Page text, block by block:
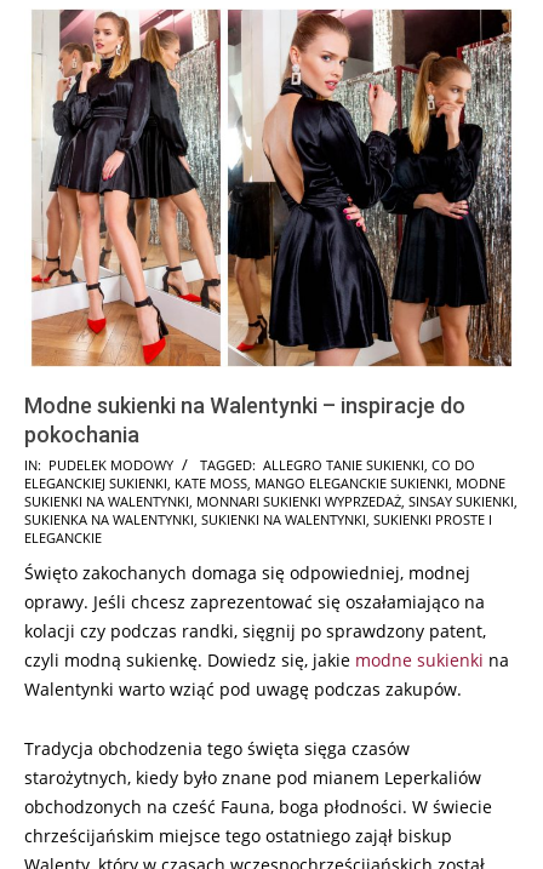
Modne sukienki na Walentynki – inspiracje do
pokochania
2025-
02-
13
IN: PUDELEK MODOWY TAGGED: ALLEGRO TANIE SUKIENKI CO DO
ELEGANCKIEJ SUKIENKI KATE MOSS MANGO ELEGANCKIE SUKIENKI MODNE
SUKIENKI NA WALENTYNKI MONNARI SUKIENKI WYPRZEDAŻ SINSAY SUKIENKI
SUKIENKA NA WALENTYNKI SUKIENKI NA WALENTYNKI SUKIENKI PROSTE I
ELEGANCKIE
Święto zakochanych domaga się odpowiedniej, modnej
oprawy. Jeśli chcesz zaprezentować się oszałamiająco na
kolacji czy podczas randki, sięgnij po sprawdzony patent,
czyli modną sukienkę. Dowiedz się, jakie modne sukienki na
Walentynki warto wziąć pod uwagę podczas zakupów.
Tradycja obchodzenia tego święta sięga czasów
starożytnych, kiedy było znane pod mianem Leperkaliów
obchodzonych na cześć Fauna, boga płodności. W świecie
chrześcijańskim miejsce tego ostatniego zajął biskup